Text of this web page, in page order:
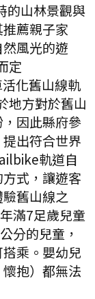
的山林景觀與
薦親子家
風光的遊
定
化舊山線軌
地方對於舊山
因此縣府參
出符合世界
軌道自
式，讓遊客
舊山線之
滿7足歲兒童
分的兒童，
乘。嬰幼兒
抱）都無法